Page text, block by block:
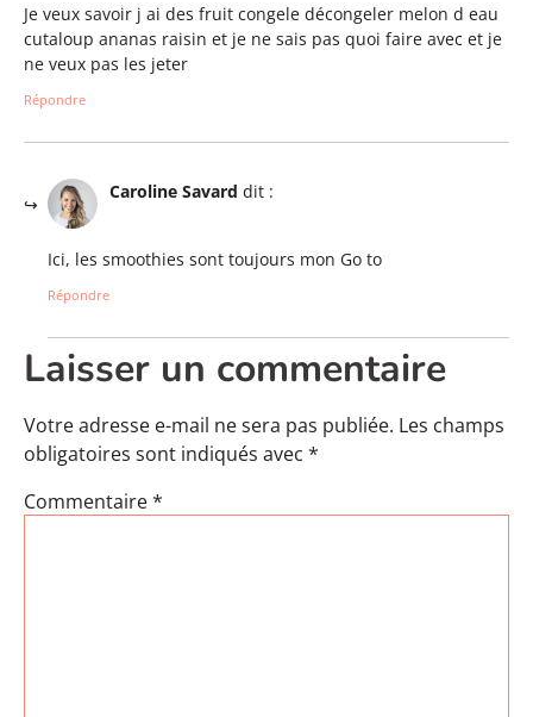
Je veux savoir j ai des fruit congele décongeler melon d eau
cutaloup ananas raisin et je ne sais pas quoi faire avec et je
ne veux pas les jeter
Répondre
Caroline Savard dit :
Ici, les smoothies sont toujours mon Go to
Répondre
Laisser un commentaire
Votre adresse e-mail ne sera pas publiée. Les champs
obligatoires sont indiqués avec *
Commentaire*